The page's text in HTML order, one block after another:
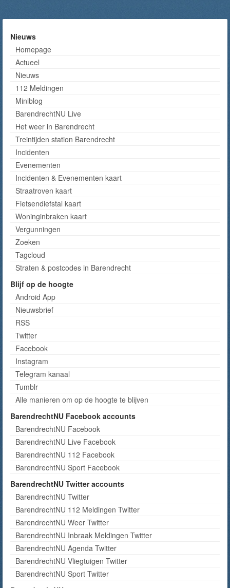
Nieuws
Homepage
Actueel
Nieuws
112 Meldingen
Miniblog
BarendrechtNU Live
Het weer in Barendrecht
Treintijden station Barendrecht
Incidenten
Evenementen
Incidenten & Evenementen kaart
Straatroven kaart
Fietsendiefstal kaart
Woninginbraken kaart
Vergunningen
Zoeken
Tagcloud
Straten & postcodes in Barendrecht
Blijf op de hoogte
Android App
Nieuwsbrief
RSS
Twitter
Facebook
Instagram
Telegram kanaal
Tumblr
Alle manieren om op de hoogte te blijven
BarendrechtNU Facebook accounts
BarendrechtNU Facebook
BarendrechtNU Live Facebook
BarendrechtNU 112 Facebook
BarendrechtNU Sport Facebook
BarendrechtNU Twitter accounts
BarendrechtNU Twitter
BarendrechtNU 112 Meldingen Twitter
BarendrechtNU Weer Twitter
BarendrechtNU Inbraak Meldingen Twitter
BarendrechtNU Agenda Twitter
BarendrechtNU Vliegtuigen Twitter
BarendrechtNU Sport Twitter